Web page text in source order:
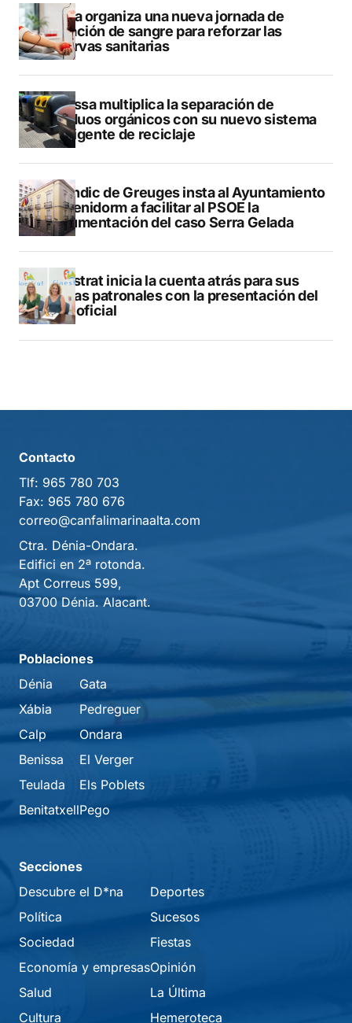
Dénia organiza una nueva jornada de
donación de sangre para reforzar las
reservas sanitarias
Benissa multiplica la separación de
residuos orgánicos con su nuevo sistema
inteligente de reciclaje
El Síndic de Greuges insta al Ayuntamiento
de Benidorm a facilitar al PSOE la
documentación del caso Serra Gelada
Finestrat inicia la cuenta atrás para sus
fiestas patronales con la presentación del
libro oficial
Contacto
Tlf: 965 780 703
Fax: 965 780 676
correo@canfalimarinaalta.com
Ctra. Dénia-Ondara.
Edifici en 2ª rotonda.
Apt Correus 599,
03700 Dénia. Alacant.
Poblaciones
Dénia
Xábia
Calp
Benissa
Teulada
Benitatxell
Gata
Pedreguer
Ondara
El Verger
Els Poblets
Pego
Secciones
Descubre el D*na
Política
Sociedad
Economía y empresas
Salud
Cultura
Deportes
Sucesos
Fiestas
Opinión
La Última
Hemeroteca